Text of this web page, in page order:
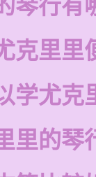
琴行有
克里里
学尤克
里的琴